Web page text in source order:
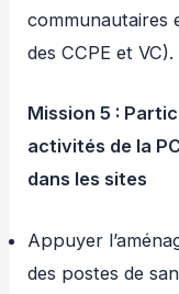
communautaires
des CCPE et VC).
Mission 5 :
activités de la
dans les sites
Appuyer
des postes de